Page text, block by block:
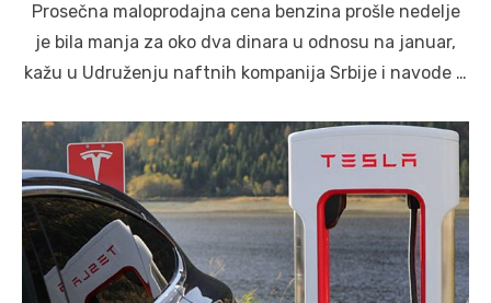
Prosečna maloprodajna cena benzina prošle nedelje
je bila manja za oko dva dinara u odnosu na januar,
kažu u Udruženju naftnih kompanija Srbije i navode …